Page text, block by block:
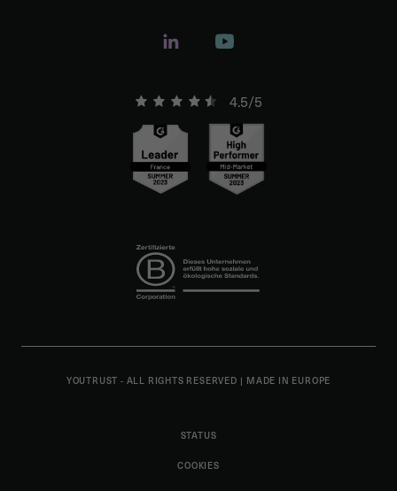
4.5/5
YOUTRUST - ALL RIGHTS RESERVED | MADE IN EUROPE
STATUS
COOKIES